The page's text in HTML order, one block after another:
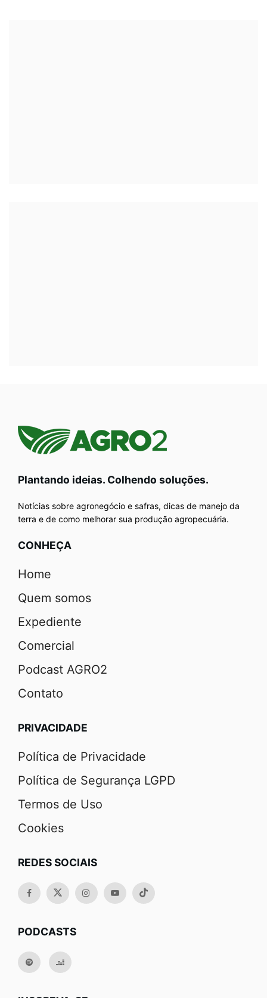
Plantando ideias. Colhendo soluções.
Notícias sobre agronegócio e safras, dicas de manejo da
terra e de como melhorar sua produção agropecuária.
CONHEÇA
Home
Quem somos
Expediente
Comercial
Podcast AGRO2
Contato
PRIVACIDADE
Política de Privacidade
Política de Segurança LGPD
Termos de Uso
Cookies
REDES SOCIAIS
PODCASTS